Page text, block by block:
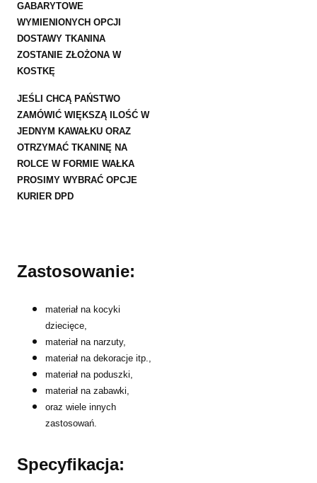
GABARYTOWE
WYMIENIONYCH OPCJI
DOSTAWY TKANINA
ZOSTANIE ZŁOŻONA W
KOSTKĘ
JEŚLI CHCĄ PAŃSTWO
ZAMÓWIĆ WIĘKSZĄ ILOŚĆ W
JEDNYM KAWAŁKU ORAZ
OTRZYMAĆ TKANINĘ NA
ROLCE W FORMIE WAŁKA
PROSIMY WYBRAĆ OPCJE
KURIER DPD
Zastosowanie:
materiał na kocyki
dziecięce,
materiał na narzuty,
materiał na dekoracje itp.,
materiał na poduszki,
materiał na zabawki,
oraz wiele innych
zastosowań.
Specyfikacja: